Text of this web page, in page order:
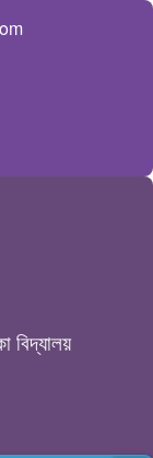
বিদ্যালয়